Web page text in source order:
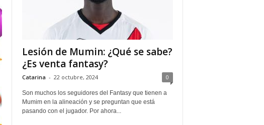
Lesión de Mumin: ¿Qué se sabe?
¿Es venta fantasy?
Catarina - 22 octubre, 2024 0
Son muchos los seguidores del Fantasy que tienen a
Mumim en la alineación y se preguntan que está
pasando con el jugador. Por ahora...